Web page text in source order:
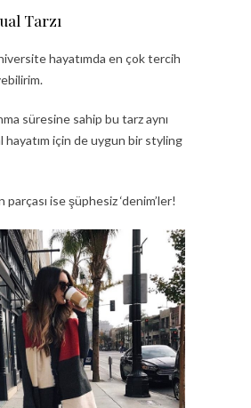
Tarzı
hayatımda en çok tercih
süresine sahip bu tarz aynı
hayatım için de uygun bir styling
ise şüphesiz ‘denim’ler!